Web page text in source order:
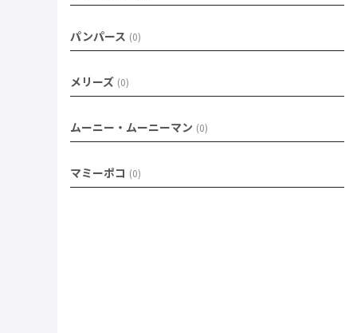
パンパース (0)
メリーズ (0)
ムーニー・ムーニーマン (0)
マミーポコ (0)